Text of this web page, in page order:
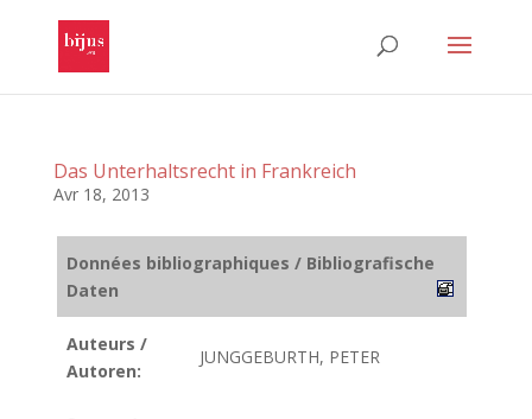
Das Unterhaltsrecht in Frankreich
Avr 18, 2013
Données bibliographiques / Bibliografische
Daten
Auteurs /
Autoren:
JUNGGEBURTH, PETER